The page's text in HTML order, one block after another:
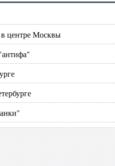
в центре Москвы